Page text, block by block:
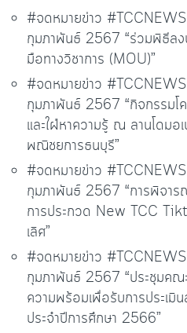
#จดหมายข่าว
กุมภาพันธ์ 2567 “ร่วมพิธีล
มือทางวิชาการ (MOU)”
#จดหมายข่าว
กุมภาพันธ์ 2567 “กิจกรรมโค
และใฝ่หาความรู้ ณ ลานโดมอ
พณิชยการธนบุรี”
#จดหมายข่าว
กุมภาพันธ์ 2567 “การพิจา
การประกวด New TCC
เลิศ”
#จดหมายข่าว
กุมภาพันธ์ 2567 “ประชุมคณ
ความพร้อมเพื่อรับการประเมิ
ประจำปีการศึกษา 2566”